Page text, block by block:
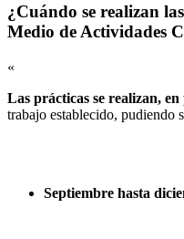
¿Cuándo se realizan
Medio de Actividades
«
Las prácticas se realizan,
trabajo establecido, pudiendo
Septiembre hasta